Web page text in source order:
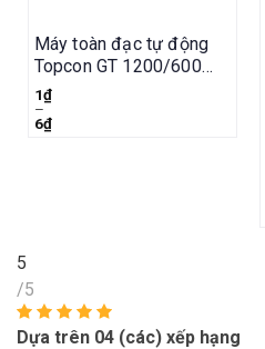
Máy toàn đạc tự động
Topcon GT 1200/600
series
1₫
–
6₫
5
/5
Dựa trên 04 (các) xếp hạng